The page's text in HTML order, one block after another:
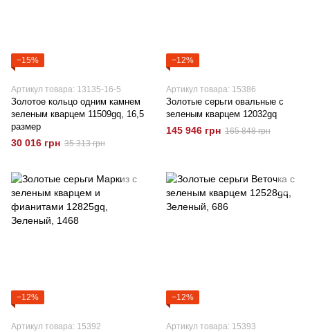
−15%
Артикул товара: 13135-16-5
Золотое кольцо одним камнем
зеленым кварцем 11509gq, 16,5
размер
30 016 грн 35 313 грн
−12%
Артикул товара: 15386
Золотые серьги овальные с
зеленым кварцем 12032gq
145 946 грн 165 848 грн
−12%
Артикул товара: 15392
−12%
Артикул товара: 15393